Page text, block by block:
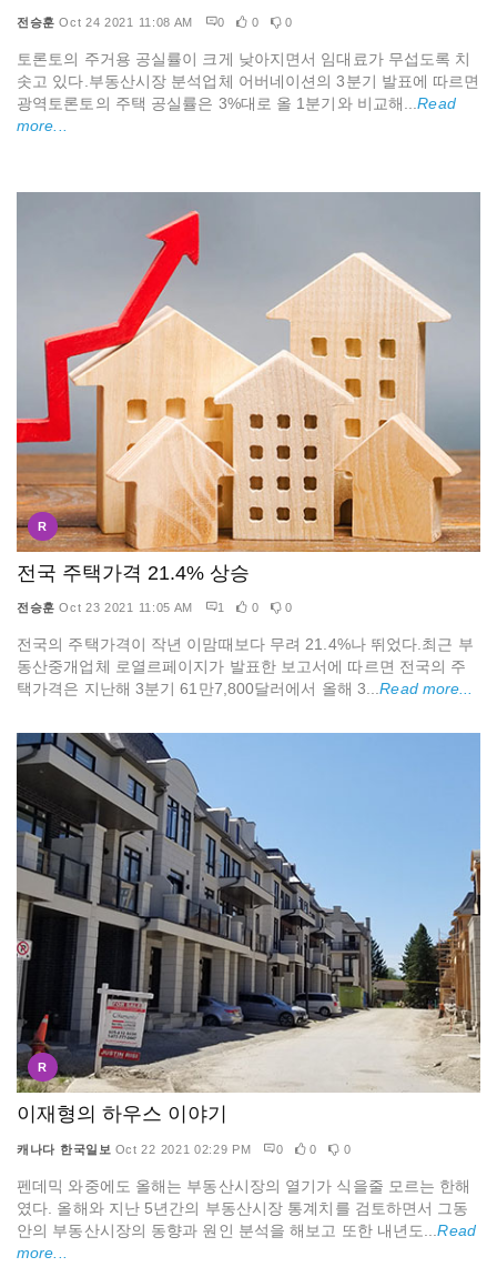
전승훈 Oct 24 2021 11:08 AM 0 0 0
토론토의 주거용 공실률이 크게 낮아지면서 임대료가 무섭도록 치
솟고 있다.부동산시장 분석업체 어버네이션의 3분기 발표에 따르면
광역토론토의 주택 공실률은 3%대로 올 1분기와 비교해...Read
more...
R
전국 주택가격 21.4% 상승
전승훈 Oct 23 2021 11:05 AM 1 0 0
전국의 주택가격이 작년 이맘때보다 무려 21.4%나 뛰었다.최근 부
동산중개업체 로열르페이지가 발표한 보고서에 따르면 전국의 주
택가격은 지난해 3분기 61만7,800달러에서 올해 3...Read more...
R
이재형의 하우스 이야기
캐나다 한국일보 Oct 22 2021 02:29 PM 0 0 0
펜데믹 와중에도 올해는 부동산시장의 열기가 식을줄 모르는 한해
였다. 올해와 지난 5년간의 부동산시장 통계치를 검토하면서 그동
안의 부동산시장의 동향과 원인 분석을 해보고 또한 내년도...Read
more...